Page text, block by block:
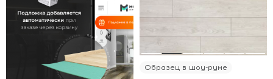
Образец в шоу-руме